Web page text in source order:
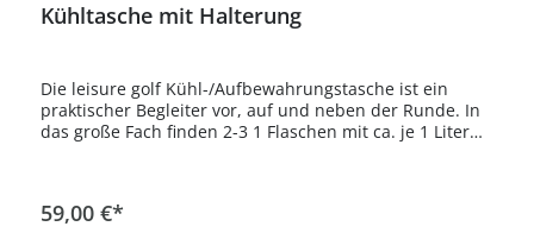
Kühltasche mit Halterung
Die leisure golf Kühl-/Aufbewahrungstasche ist ein
praktischer Begleiter vor, auf und neben der Runde. In
das große Fach finden 2-3 1 Flaschen mit ca. je 1 Liter
Schubfach in Front. Im Lieferumfang befindet sich ein
59,00 €*